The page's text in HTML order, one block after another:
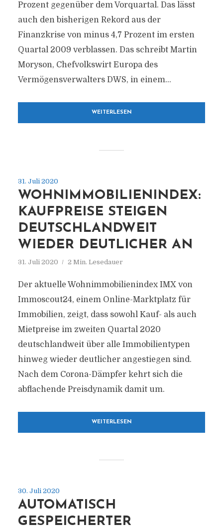
Prozent gegenüber dem Vorquartal. Das lässt
auch den bisherigen Rekord aus der
Finanzkrise von minus 4,7 Prozent im ersten
Quartal 2009 verblassen. Das schreibt Martin
Moryson, Chefvolkswirt Europa des
Vermögensverwalters DWS, in einem...
WEITERLESEN
31. Juli 2020
WOHNIMMOBILIENINDEX:
KAUFPREISE STEIGEN
DEUTSCHLANDWEIT
WIEDER DEUTLICHER AN
31. Juli 2020 2 Min. Lesedauer
Der aktuelle Wohnimmobilienindex IMX von
Immoscout24, einem Online-Marktplatz für
Immobilien, zeigt, dass sowohl Kauf- als auch
Mietpreise im zweiten Quartal 2020
deutschlandweit über alle Immobilientypen
hinweg wieder deutlicher angestiegen sind.
Nach dem Corona-Dämpfer kehrt sich die
abflachende Preisdynamik damit um.
WEITERLESEN
30. Juli 2020
AUTOMATISCH
GESPEICHERTER